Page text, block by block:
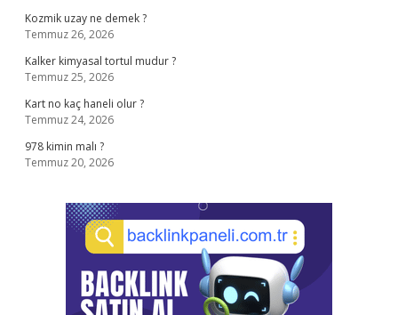
Kozmik uzay ne demek ?
Temmuz 26, 2026
Kalker kimyasal tortul mudur ?
Temmuz 25, 2026
Kart no kaç haneli olur ?
Temmuz 24, 2026
978 kimin malı ?
Temmuz 20, 2026